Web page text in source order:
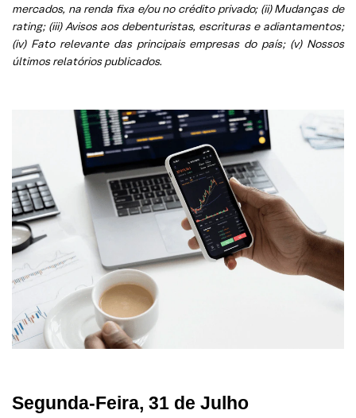
Quarta-Feira, 05 de Julho
Terça-Feira, 04 de Julho
mercados, na renda fixa e/ou no crédito privado; (ii) Mudanças de
rating; (iii) Avisos aos debenturistas, escrituras e adiantamentos;
(iv) Fato relevante das principais empresas do país; (v) Nossos
últimos relatórios publicados.
Segunda-Feira, 31 de Julho